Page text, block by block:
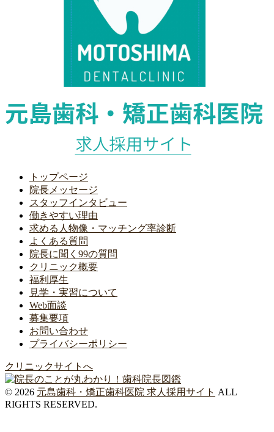
トップページ
院長メッセージ
スタッフインタビュー
働きやすい理由
求める人物像・マッチング率診断
よくある質問
院長に聞く99の質問
クリニック概要
福利厚生
見学・実習について
Web面談
募集要項
お問い合わせ
プライバシーポリシー
クリニックサイトへ
© 2026 元島歯科・矯正歯科医院 求人採用サイト ALL
RIGHTS RESERVED.